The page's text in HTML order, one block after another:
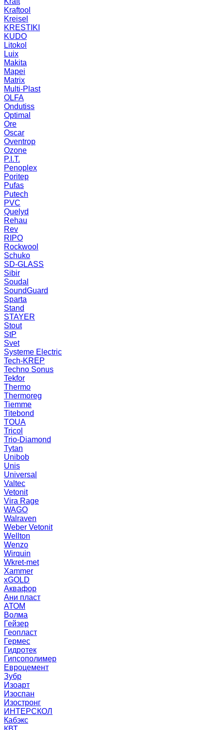
Kraftool
Kreisel
KRESTIKI
KUDO
Litokol
Luix
Makita
Mapei
Matrix
Multi-Plast
OLFA
Ondutiss
Optimal
Ore
Oscar
Oventrop
Ozone
P.I.T.
Penoplex
Poritep
Pufas
Putech
PVC
Quelyd
Rehau
Rev
RIPO
Rockwool
Schuko
SD-GLASS
Sibir
Soudal
SoundGuard
Sparta
Stand
STAYER
Stout
StP
Svet
Systeme Electric
Tech-KREP
Techno Sonus
Tekfor
Thermo
Thermoreg
Tiemme
Titebond
TOUA
Tricol
Trio-Diamond
Tytan
Unibob
Unis
Universal
Valtec
Vetonit
Vira Rage
WAGO
Walraven
Weber Vetonit
Wellton
Wenzo
Wirquin
Wkret-met
Xammer
xGOLD
Аквафор
Ани пласт
АТОМ
Волма
Гейзер
Геопласт
Гермес
Гидротек
Гипсополимер
Евроцемент
Зубр
Изоарт
Изоспан
Изостронг
ИНТЕРСКОЛ
Кабэкс